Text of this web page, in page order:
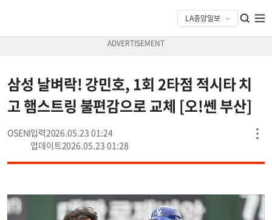
삼성 날벼락! 강민호, 1회 2타점 적시타 치
고 햄스트링 불편감으로 교체 [오!쎈 부산]
OSEN
2026.05.23 01:24
2026.05.23 01:28